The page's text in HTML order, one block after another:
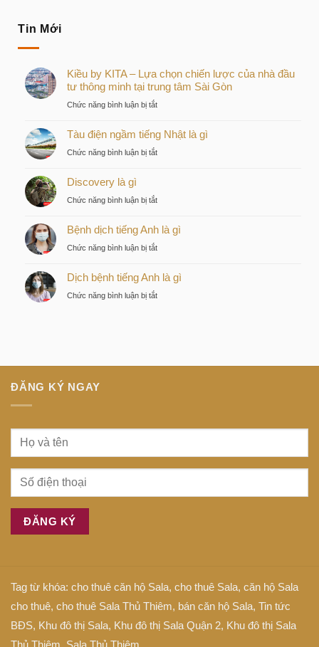
Tin Mới
Kiều by KITA – Lựa chọn chiến lược của nhà đầu
tư thông minh tại trung tâm Sài Gòn
Chức năng bình luận bị tắtở
by
chiến
của
nhà
tư
Tàu điện ngầm tiếng Nhật là gì
Chức năng bình luận bị tắtở
gì
Discovery là gì
Chức năng bình luận bị tắtở
là
Bệnh dịch tiếng Anh là gì
Chức năng bình luận bị tắtở
dịch
Dịch bệnh tiếng Anh là gì
Chức năng bình luận bị tắtở
là
ĐĂNG KÝ NGAY
Tag từ khóa: cho thuê căn hộ Sala, cho thuê Sala, căn hộ Sala
cho thuê, cho thuê Sala Thủ Thiêm, bán căn hộ Sala, Tin tức
BĐS, Khu đô thị Sala, Khu đô thị Sala Quận 2, Khu đô thị Sala
Thủ Thiêm Sala Thủ Thiêm